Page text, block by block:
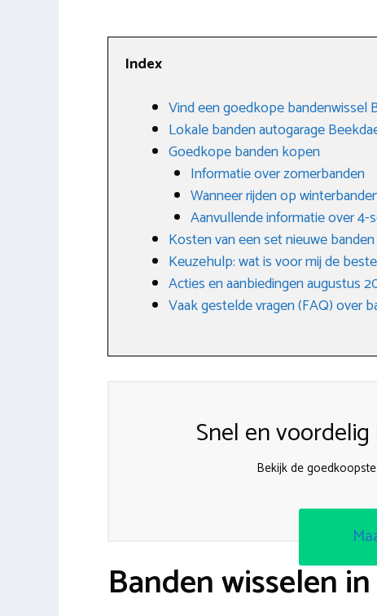
Index
Vind een goedkope bandenwissel
Lokale banden autogarage
Goedkope banden kopen
Informatie over zomerbanden
Wanneer rijden op
Aanvullende informatie over 4-
Kosten van een set nieuwe banden
Keuzehulp: wat is voor mij de
Acties en aanbiedingen augustus
Vaak gestelde vragen (FAQ) over
Snel en
Bekijk de
Banden wisselen